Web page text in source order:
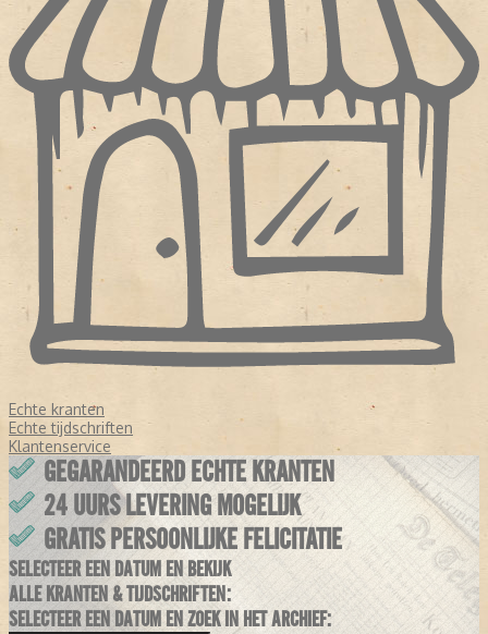
Echte kranten
Echte tijdschriften
Klantenservice
GEGARANDEERD ECHTE KRANTEN
24 UURS LEVERING MOGELIJK
GRATIS PERSOONLIJKE FELICITATIE
SELECTEER EEN DATUM EN BEKIJK
ALLE KRANTEN & TIJDSCHRIFTEN:
SELECTEER EEN DATUM EN ZOEK IN HET ARCHIEF: